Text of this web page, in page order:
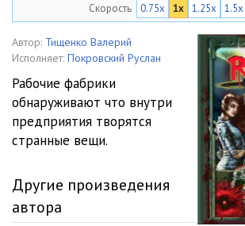
Скорость 0.75x 1x 1.25x 1.5x
Автор: Тищенко Валерий
Исполняет: Покровский Руслан
Рабочие фабрики
обнаруживают что внутри
предприятия творятся
странные вещи.
Другие произведения
автора